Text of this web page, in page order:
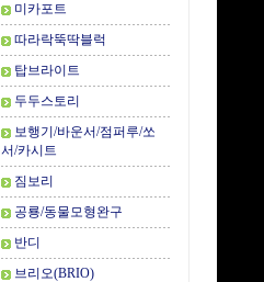
미카포트
따라락뚝딱블럭
탑브라이트
두두스토리
보행기/바운서/점퍼루/쏘
서/카시트
짐보리
공룡/동물모형완구
반디
브리오(BRIO)